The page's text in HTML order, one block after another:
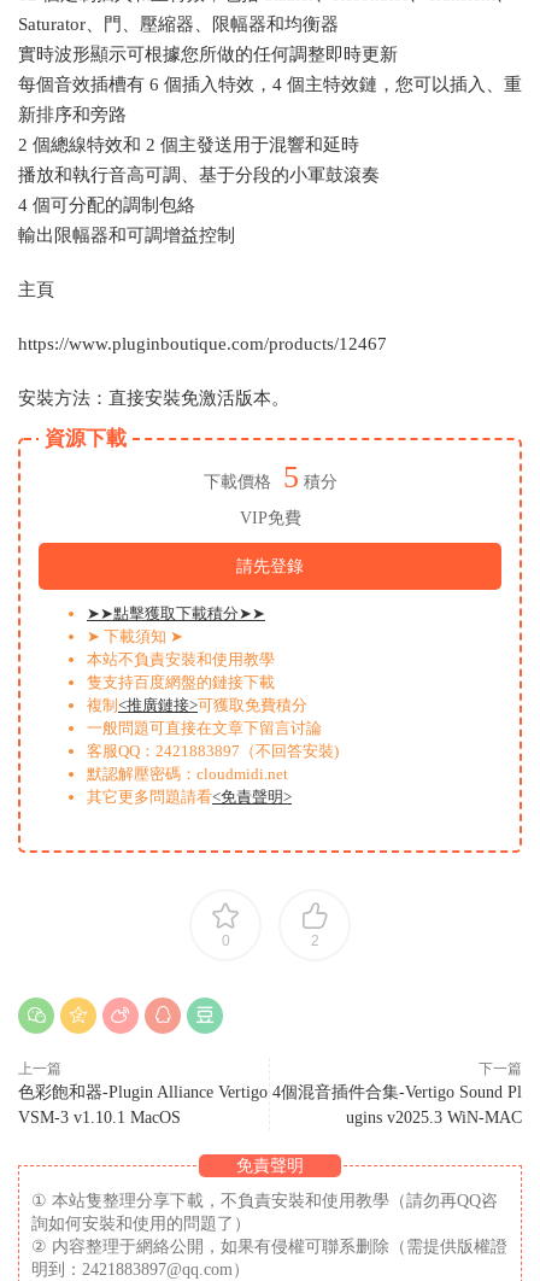
Saturator、門、壓縮器、限幅器和均衡器
實時波形顯示可根據您所做的任何調整即時更新
每個音效插槽有 6 個插入特效，4 個主特效鏈，您可以插入、重
新排序和旁路
2 個總線特效和 2 個主發送用于混響和延時
播放和執行音高可調、基于分段的小軍鼓滾奏
4 個可分配的調制包絡
輸出限幅器和可調增益控制
主頁
https://www.pluginboutique.com/products/12467
安裝方法：直接安裝免激活版本。
資源下載
下載價格 5 積分
VIP免費
請先登錄
➤➤點擊獲取下載積分➤➤
➤ 下載須知 ➤
本站不負責安裝和使用教學
隻支持百度網盤的鏈接下載
複制 <推廣鏈接>可獲取免費積分
一般問題可直接在文章下留言讨論
客服QQ：2421883897（不回答安裝)
默認解壓密碼：cloudmidi.net
其它更多問題請看<免責聲明>
0 2
上一篇
色彩飽和器-Plugin Alliance Vertigo
VSM-3 v1.10.1 MacOS
下一篇
4個混音插件合集-Vertigo Sound Pl
ugins v2025.3 WiN-MAC
免責聲明
① 本站隻整理分享下載，不負責安裝和使用教學（請勿再QQ咨
詢如何安裝和使用的問題了）
② 内容整理于網絡公開，如果有侵權可聯系删除（需提供版權證
明到：2421883897@qq.com）